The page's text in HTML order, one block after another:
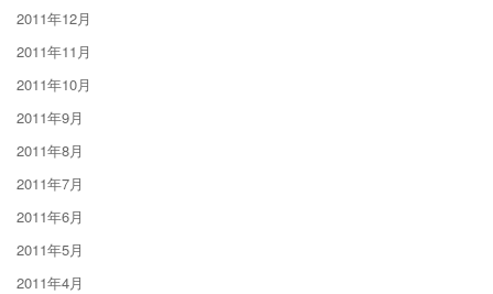
2011年12月
2011年11月
2011年10月
2011年9月
2011年8月
2011年7月
2011年6月
2011年5月
2011年4月